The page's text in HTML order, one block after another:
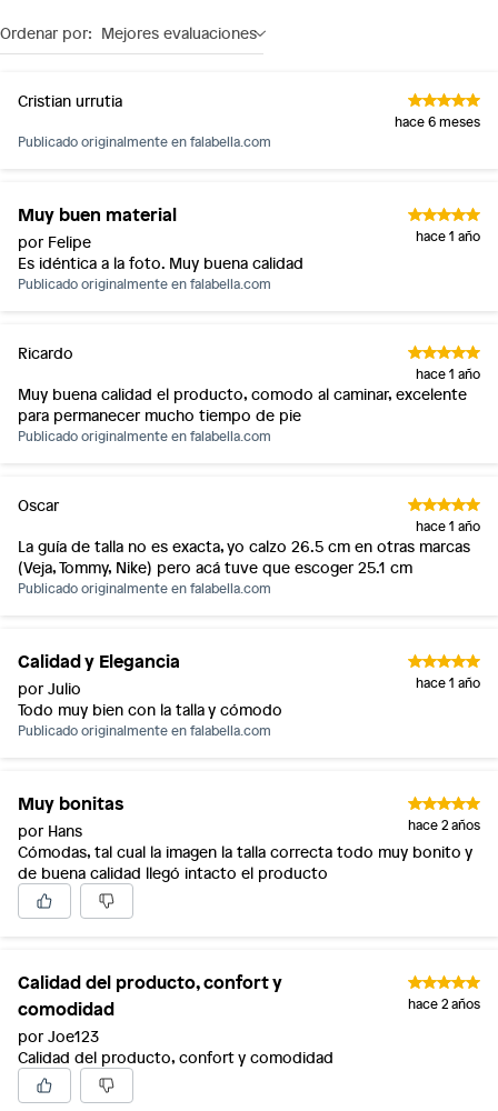
Horma Normal
Altura de la
plataforma
electrodomésticos, tecnología, línea blanca, colchones,
muebles, bicicletas y máquinas.
No se pueden devolver o cambiar bajo cambio de opinión
medicamentos, suplementos alimenticios, vitaminas.
Productos digitales (descarga inmediata).
Por motivos de salubridad, la ropa interior inferior y ropas de
baño con señales de uso, sin empaques, etiquetas o sellos.
Productos hechos a medida.
Plantas.
Productos que hayan sido previamente instalados.
Ordenar por: Mejores evaluaciones
Cristian urrutia
hace 6 meses
Publicado originalmente enfalabella.com
Muy buen material
por Felipe hace 1 año
Es idéntica a la foto. Muy buena calidad
Publicado originalmente enfalabella.com
Ricardo
hace 1 año
Muy buena calidad el producto, comodo al caminar, excelente
para permanecer mucho tiempo de pie
Publicado originalmente enfalabella.com
Oscar
hace 1 año
La guía de talla no es exacta, yo calzo 26.5 cm en otras marcas
(Veja, Tommy, Nike) pero acá tuve que escoger 25.1 cm
Publicado originalmente enfalabella.com
Calidad y Elegancia
por Julio hace 1 año
Todo muy bien con la talla y cómodo
Publicado originalmente enfalabella.com
Muy bonitas
por Hans hace 2 años
Cómodas, tal cual la imagen la talla correcta todo muy bonito y
de buena calidad llegó intacto el producto
Calidad del producto, confort y
comodidad
por Joe123
hace 2 años
Calidad del producto, confort y comodidad